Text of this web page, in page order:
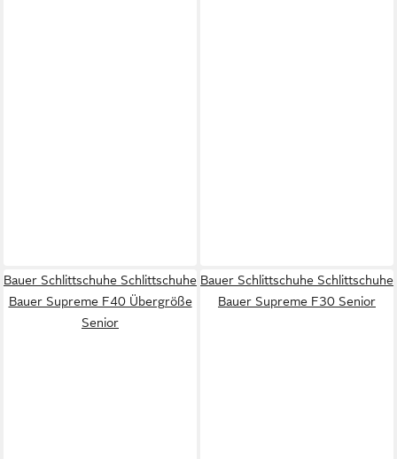
Bauer Schlittschuhe Schlittschuhe
Bauer Supreme F40 Übergröße
Senior
Bauer Schlittschuhe Schlittschuhe
Bauer Supreme F30 Senior